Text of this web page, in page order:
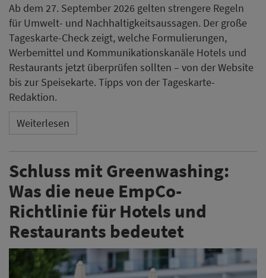
Ab dem 27. September 2026 gelten strengere Regeln
für Umwelt- und Nachhaltigkeitsaussagen. Der große
Tageskarte-Check zeigt, welche Formulierungen,
Werbemittel und Kommunikationskanäle Hotels und
Restaurants jetzt überprüfen sollten – von der Website
bis zur Speisekarte. Tipps von der Tageskarte-
Redaktion.
Weiterlesen
Schluss mit Greenwashing:
Was die neue EmpCo-
Richtlinie für Hotels und
Restaurants bedeutet